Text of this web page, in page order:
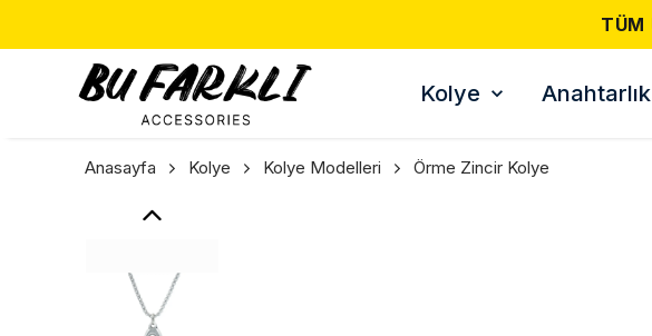
Kolye Anahtarlık
Anasayfa Kolye Kolye Modelleri Örme Zincir Kolye